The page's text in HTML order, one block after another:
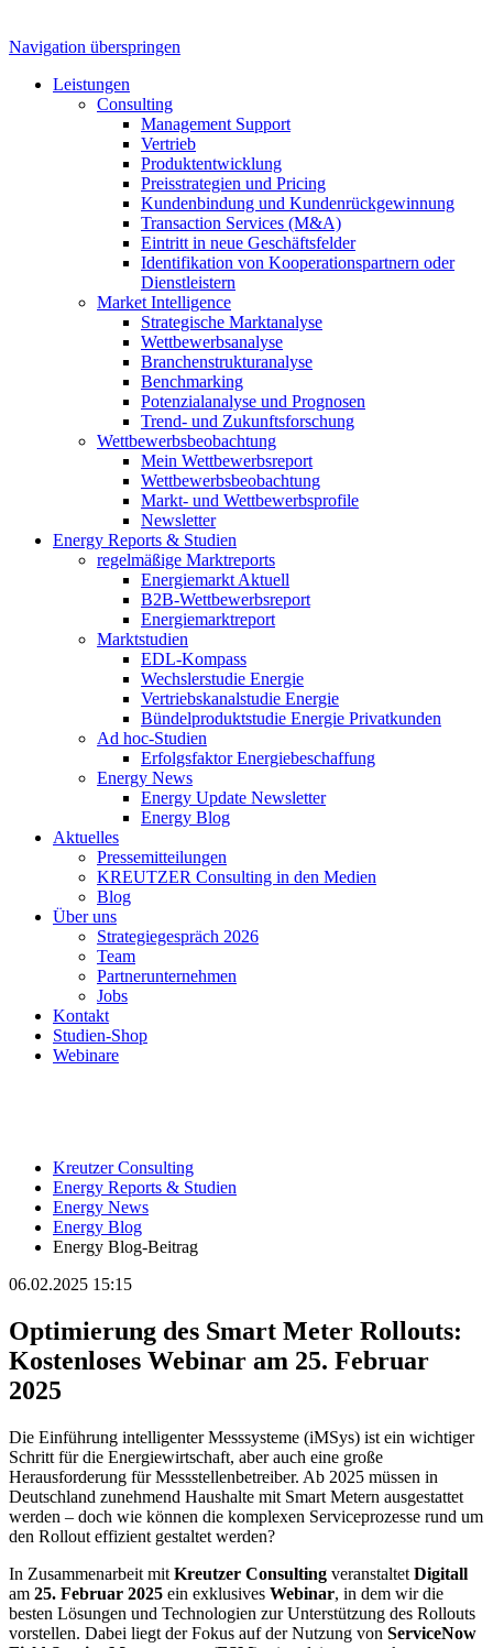
Navigation überspringen
Leistungen
Consulting
Management Support
Vertrieb
Produktentwicklung
Preisstrategien und Pricing
Kundenbindung und Kundenrückgewinnung
Transaction Services (M&A)
Eintritt in neue Geschäftsfelder
Identifikation von Kooperationspartnern oder
Dienstleistern
Market Intelligence
Strategische Marktanalyse
Wettbewerbsanalyse
Branchenstrukturanalyse
Benchmarking
Potenzialanalyse und Prognosen
Trend- und Zukunftsforschung
Wettbewerbs­beobachtung
Mein Wettbewerbsreport
Wettbewerbsbeobachtung
Markt- und Wettbewerbsprofile
Newsletter
Energy Reports & Studien
regelmäßige Marktreports
Energiemarkt Aktuell
B2B-Wettbewerbsreport
Energiemarktreport
Marktstudien
EDL-Kompass
Wechslerstudie Energie
Vertriebskanalstudie Energie
Bündelproduktstudie Energie Privatkunden
Ad hoc-Studien
Erfolgsfaktor Energiebeschaffung
Energy News
Energy Update Newsletter
Energy Blog
Aktuelles
Pressemitteilungen
KREUTZER Consulting in den Medien
Blog
Über uns
Strategiegespräch 2026
Team
Partnerunternehmen
Jobs
Kontakt
Studien-Shop
Webinare
Kreutzer Consulting
Energy Reports & Studien
Energy News
Energy Blog
Energy Blog-Beitrag
06.02.2025 15:15
Optimierung des Smart Meter Rollouts:
Kostenloses Webinar am 25. Februar
2025
Die Einführung intelligenter Messsysteme (iMSys) ist ein wichtiger
Schritt für die Energiewirtschaft, aber auch eine große
Herausforderung für Messstellenbetreiber. Ab 2025 müssen in
Deutschland zunehmend Haushalte mit Smart Metern ausgestattet
werden – doch wie können die komplexen Serviceprozesse rund um
den Rollout effizient gestaltet werden?
In Zusammenarbeit mit Kreutzer Consulting veranstaltet Digitall
am 25. Februar 2025 ein exklusives Webinar, in dem wir die
besten Lösungen und Technologien zur Unterstützung des Rollouts
vorstellen. Dabei liegt der Fokus auf der Nutzung von ServiceNow